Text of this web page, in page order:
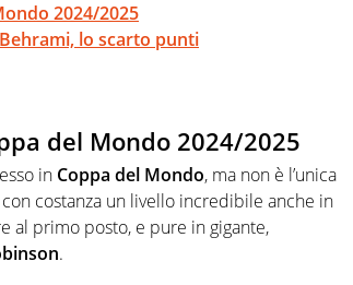
2024/2025
lo scarto punti
del Mondo 2024/2025
in Coppa del Mondo, ma non è l’unica
costanza un livello incredibile anche in
al primo posto, e pure in gigante,
.